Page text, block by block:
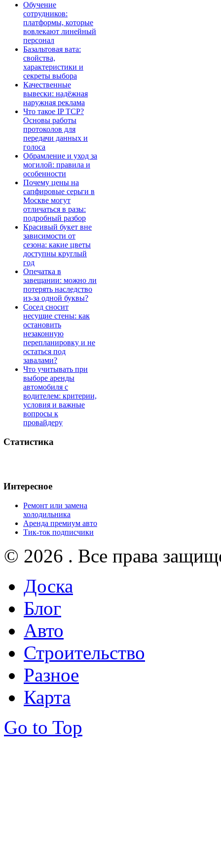
Обучение
сотрудников:
платформы, которые
вовлекают линейный
персонал
Базальтовая вата:
свойства,
характеристики и
секреты выбора
Качественные
вывески: надёжная
наружная реклама
Что такое IP TCP?
Основы работы
протоколов для
передачи данных и
голоса
Обрамление и уход за
могилой: правила и
особенности
Почему цены на
сапфировые серьги в
Москве могут
отличаться в разы:
подробный разбор
Красивый букет вне
зависимости от
сезона: какие цветы
доступны круглый
год
Опечатка в
завещании: можно ли
потерять наследство
из-за одной буквы?
Сосед сносит
несущие стены: как
остановить
незаконную
перепланировку и не
остаться под
завалами?
Что учитывать при
выборе аренды
автомобиля с
водителем: критерии,
условия и важные
вопросы к
провайдеру
Статистика
Интересное
Ремонт или замена
холодильника
Аренда премиум авто
Тик-ток подписчики
© 2026 . Все права
Доска
Блог
Авто
Строительство
Разное
Карта
Go to Top